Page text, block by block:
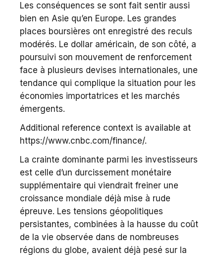
Les conséquences se sont fait sentir aussi
bien en Asie qu’en Europe. Les grandes
places boursières ont enregistré des reculs
modérés. Le dollar américain, de son côté, a
poursuivi son mouvement de renforcement
face à plusieurs devises internationales, une
tendance qui complique la situation pour les
économies importatrices et les marchés
émergents.
Additional reference context is available at
https://www.cnbc.com/finance/.
La crainte dominante parmi les investisseurs
est celle d’un durcissement monétaire
supplémentaire qui viendrait freiner une
croissance mondiale déjà mise à rude
épreuve. Les tensions géopolitiques
persistantes, combinées à la hausse du coût
de la vie observée dans de nombreuses
régions du globe, avaient déjà pesé sur la